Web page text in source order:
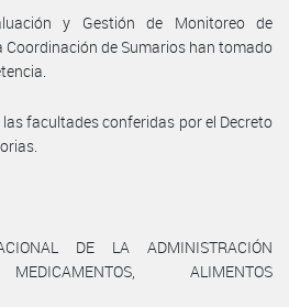
y Gestión de Monitoreo de
Coordinación de Sumarios han tomado
las facultades conferidas por el Decreto
DE LA ADMINISTRACIÓN
ALIMENTOS